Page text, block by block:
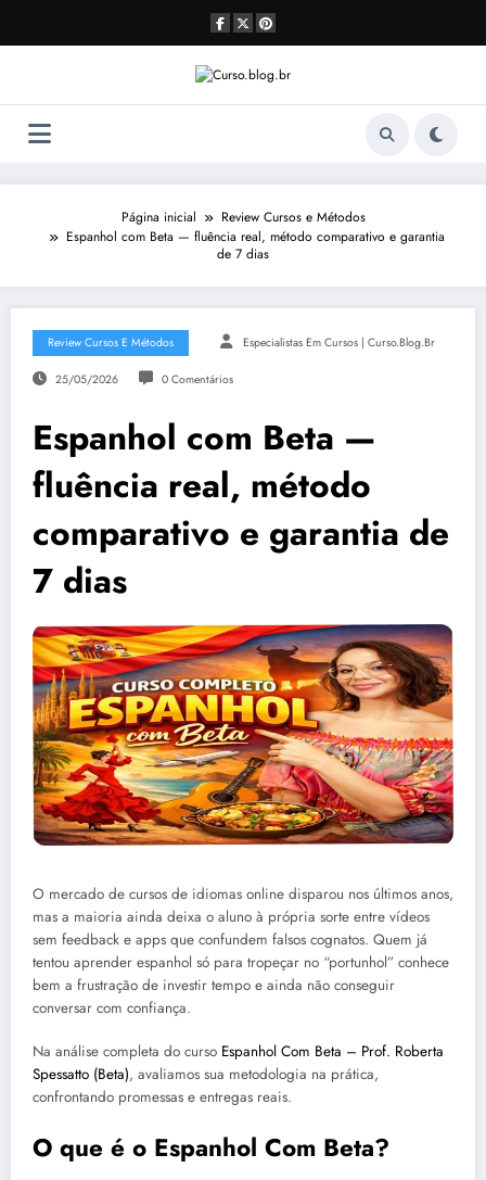
o
Página inicial
Review Cursos e Métodos
Espanhol com Beta — fluência real, método comparativo e garantia
de 7 dias
Review Cursos E Métodos Especialistas Em Cursos | Curso.blog.br
25/05/2026 0 Comentários
Espanhol com Beta —
fluência real, método
comparativo e garantia de
7 dias
O mercado de cursos de idiomas online disparou nos últimos anos,
mas a maioria ainda deixa o aluno à própria sorte entre vídeos
sem feedback e apps que confundem falsos cognatos. Quem já
tentou aprender espanhol só para tropeçar no “portunhol” conhece
bem a frustração de investir tempo e ainda não conseguir
conversar com confiança.
Na análise completa do curso Espanhol Com Beta – Prof. Roberta
Spessatto (Beta), avaliamos sua metodologia na prática,
confrontando promessas e entregas reais.
O que é o Espanhol Com Beta?